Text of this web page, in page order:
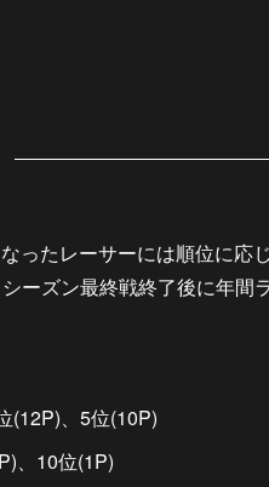
ったレーサーには順位に応
ーズン最終戦終了後に年間
(12P)、5位(10P)
、10位(1P)